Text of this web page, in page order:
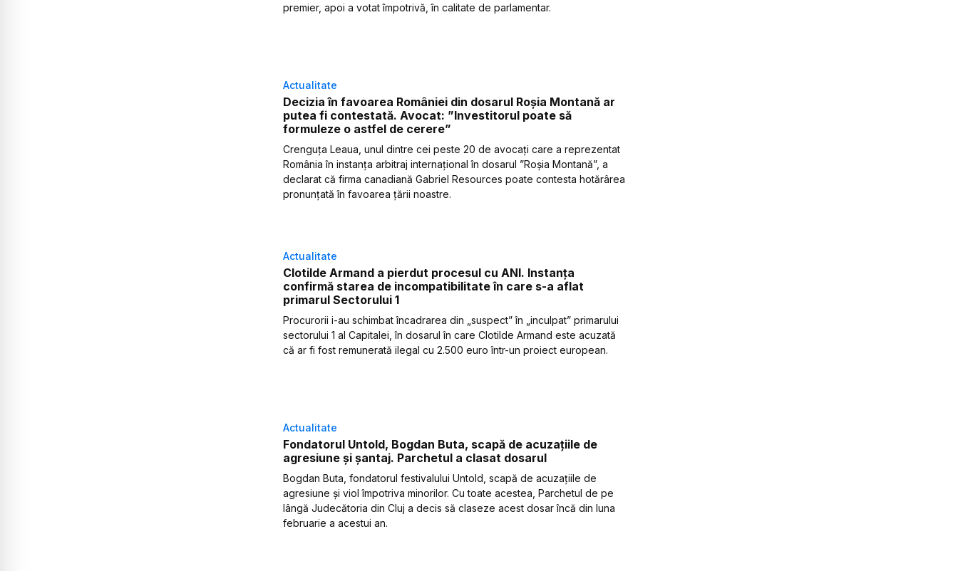
premier, apoi a votat împotrivă, în calitate de parlamentar.
Actualitate
Decizia în favoarea României din dosarul Roșia Montană ar
putea fi contestată. Avocat: ”Investitorul poate să
formuleze o astfel de cerere”
Crenguța Leaua, unul dintre cei peste 20 de avocați care a reprezentat
România în instanța arbitraj internațional în dosarul ”Roșia Montană”, a
declarat că firma canadiană Gabriel Resources poate contesta hotărârea
pronunțată în favoarea țării noastre.
Actualitate
Clotilde Armand a pierdut procesul cu ANI. Instanța
confirmă starea de incompatibilitate în care s-a aflat
primarul Sectorului 1
Procurorii i-au schimbat încadrarea din „suspect” în „inculpat” primarului
sectorului 1 al Capitalei, în dosarul în care Clotilde Armand este acuzată
că ar fi fost remunerată ilegal cu 2.500 euro într-un proiect european.
Actualitate
Fondatorul Untold, Bogdan Buta, scapă de acuzațiile de
agresiune și șantaj. Parchetul a clasat dosarul
Bogdan Buta, fondatorul festivalului Untold, scapă de acuzațiile de
agresiune și viol împotriva minorilor. Cu toate acestea, Parchetul de pe
lângă Judecătoria din Cluj a decis să claseze acest dosar încă din luna
februarie a acestui an.